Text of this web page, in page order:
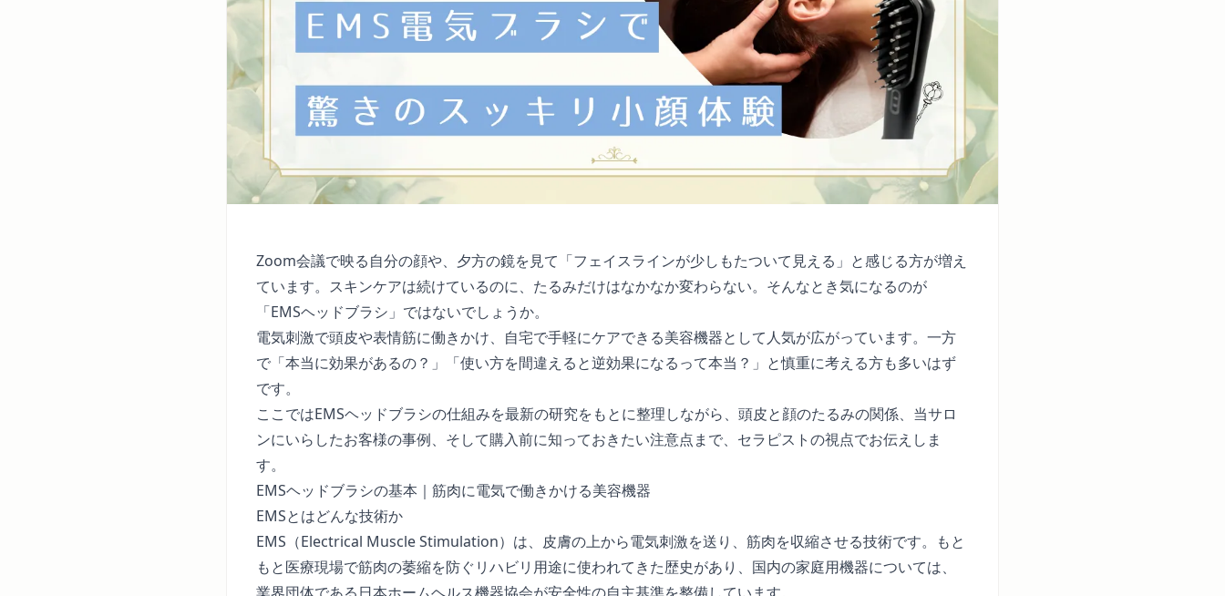
Zoom会議で映る自分の顔や、夕方の鏡を見て「フェイスラインが少しもたついて見える」と感じる方が増え
ています。スキンケアは続けているのに、たるみだけはなかなか変わらない。そんなとき気になるのが
「EMSヘッドブラシ」ではないでしょうか。
電気刺激で頭皮や表情筋に働きかけ、自宅で手軽にケアできる美容機器として人気が広がっています。一方
で「本当に効果があるの？」「使い方を間違えると逆効果になるって本当？」と慎重に考える方も多いはず
です。
ここではEMSヘッドブラシの仕組みを最新の研究をもとに整理しながら、頭皮と顔のたるみの関係、当サロ
ンにいらしたお客様の事例、そして購入前に知っておきたい注意点まで、セラピストの視点でお伝えしま
す。
EMSヘッドブラシの基本｜筋肉に電気で働きかける美容機器
EMSとはどんな技術か
EMS（Electrical Muscle Stimulation）は、皮膚の上から電気刺激を送り、筋肉を収縮させる技術です。もと
もと医療現場で筋肉の萎縮を防ぐリハビリ用途に使われてきた歴史があり、国内の家庭用機器については、